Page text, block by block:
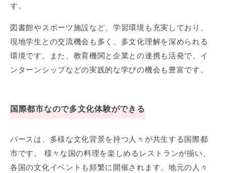
す。
図書館やスポーツ施設など、学習環境も充実しており、
現地学生との交流機会も多く、多文化理解を深められる
環境です。また、教育機関と企業との連携も活発で、イ
ンターンシップなどの実践的な学びの機会も豊富です。
国際都市なので多文化体験ができる
パースは、多様な文化背景を持つ人々が共生する国際都
市です。 様々な国の料理を楽しめるレストランが揃い、
各国の文化イベントも頻繁に開催されます。地元の人々